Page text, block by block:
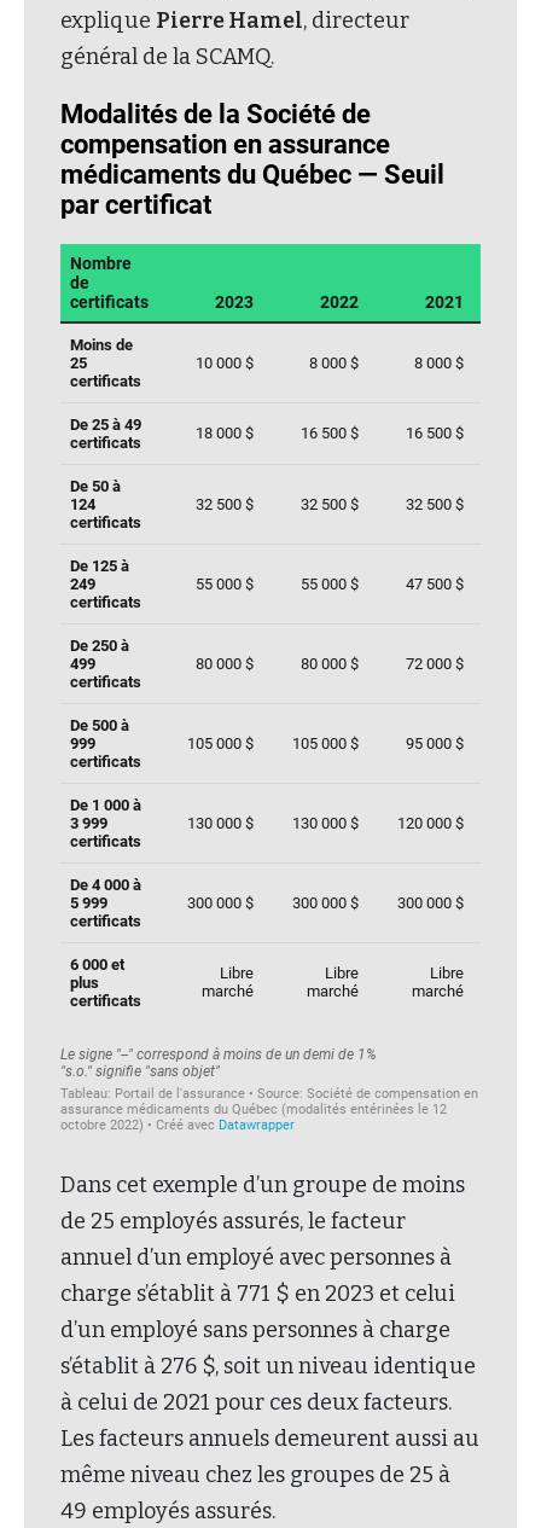
explique Pierre Hamel, directeur
général de la SCAMQ.
Dans cet exemple d’un groupe de moins
de 25 employés assurés, le facteur
annuel d’un employé avec personnes à
charge s’établit à 771 $ en 2023 et celui
d’un employé sans personnes à charge
s’établit à 276 $, soit un niveau identique
à celui de 2021 pour ces deux facteurs.
Les facteurs annuels demeurent aussi au
même niveau chez les groupes de 25 à
49 employés assurés.